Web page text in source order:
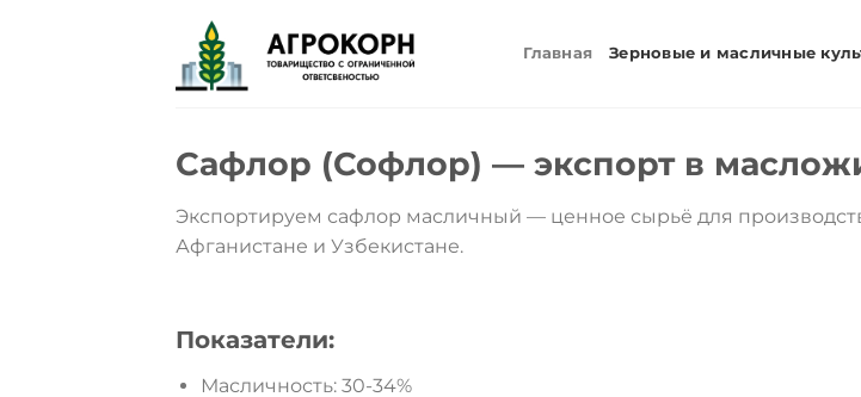
Главная Зерновые и масличные
Сафлор (Софлор) — экспорт в
Экспортируем сафлор масличный — ценное сырьё для
Афганистане и Узбекистане.
Показатели:
Масличность: 30-34%